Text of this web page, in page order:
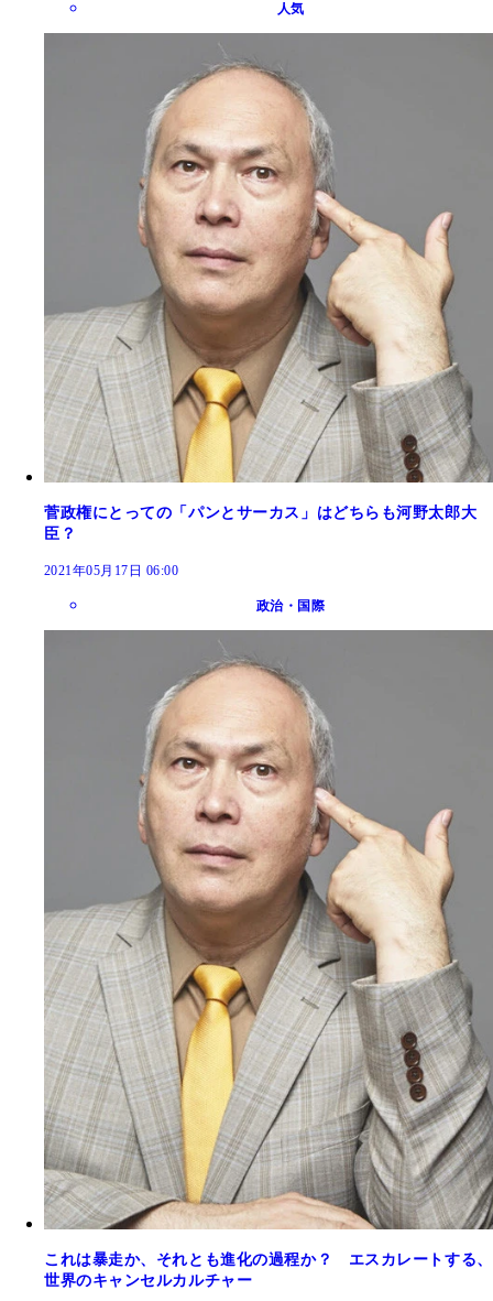
人気
菅政権にとっての「パンとサーカス」はどちらも河野太郎大
臣？
2021年05月17日 06:00
政治・国際
これは暴走か、それとも進化の過程か？ エスカレートする、
世界のキャンセルカルチャー